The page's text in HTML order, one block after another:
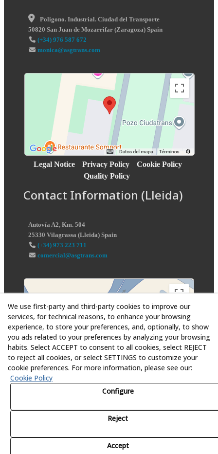
Poligono. Industrial. Ciudad del Transporte
50820 San Juan de Mozarrifar (Zaragoza) Spain
(+34) 976 587 672
monica@asgtrans.com
Legal Notice Privacy Policy
Cookie Policy
Quality Policy
Contact Information (Lleida)
Autovía A2, Km. 504
25330 Vilagrassa (Lleida) Spain
(+34) 973 223 711
comercial@asgtrans.com
S.L. - All rights reserved.
We use first-party and third-party cookies to improve our
services, for technical reasons, to enhance your browsing
experience, to store your preferences, and, optionally, to show
you ads related to your preferences by analyzing your browsing
habits. Select ACCEPT to consent to all cookies, select REJECT
to reject all cookies, or select SETTINGS to customize your
cookie preferences. For more information, please see our:
Cookie Policy
Configure
Reject
Accept